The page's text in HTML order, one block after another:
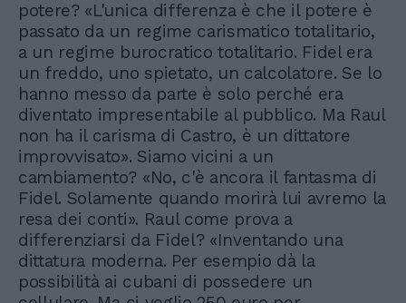
potere? «L'unica differenza è che il potere è
passato da un regime carismatico totalitario,
a un regime burocratico totalitario. Fidel era
un freddo, uno spietato, un calcolatore. Se lo
hanno messo da parte è solo perché era
diventato impresentabile al pubblico. Ma Raul
non ha il carisma di Castro, è un dittatore
improvvisato». Siamo vicini a un
cambiamento? «No, c'è ancora il fantasma di
Fidel. Solamente quando morirà lui avremo la
resa dei conti». Raul come prova a
differenziarsi da Fidel? «Inventando una
dittatura moderna. Per esempio dà la
possibilità ai cubani di possedere un